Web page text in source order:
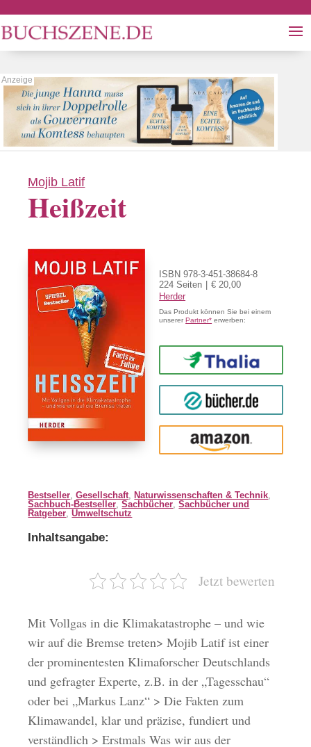
Mojib Latif
Heißzeit
ISBN 978-3-451-38684-8
224 Seiten
€ 20,00
Herder
Das Produkt können Sie bei einem
unsererPartner* erwerben:
Thalia
buecher.de
Amazon
Bestseller ,Gesellschaft Naturwissenschaften & Technik
Sachbuch-Bestseller ,Sachbücher ,Sachbücher und
Ratgeber ,Umweltschutz
Inhaltsangabe:
Jetzt bewerten
Mit Vollgas in die Klimakatastrophe – und wie
wir auf die Bremse treten> Mojib Latif ist einer
der prominentesten Klimaforscher Deutschlands
und gefragter Experte, z.B. in der „Tagesschau“
oder bei „Markus Lanz“ > Die Fakten zum
Klimawandel, klar und präzise, fundiert und
verständlich > Erstmals Was wir aus der